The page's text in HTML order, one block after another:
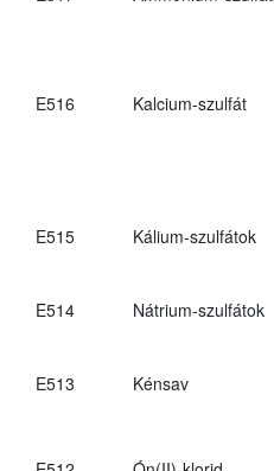
E516 Kalcium-szulfát
E515 Kálium-szulfátok
E514 Nátrium-szulfátok
E513 Kénsav